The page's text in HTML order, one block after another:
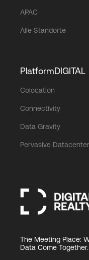
APAC
Alle Standorte
PlatformDIGITAL
Colocation
Connectivity
Data Gravity
Pervasive
The Meeting Place:
Data Come Together.